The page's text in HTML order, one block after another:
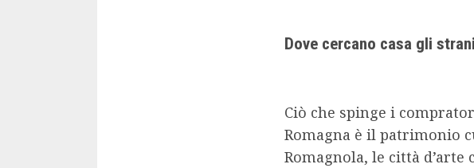
Dove cercano casa gli
Ciò che spinge i
Romagna è il patrimonio
Romagnola, le città d’arte